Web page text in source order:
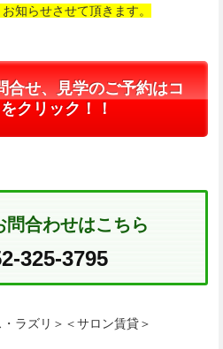
知らせさせて頂きます。
合せ、見学のご予約はコ
クリック！！
問合わせはこちら
325-3795
ラズリ＞＜サロン賃貸＞